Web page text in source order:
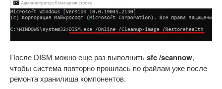
После DISM можно еще раз выполнитьsfc /scannow,
чтобы система повторно прошлась по файлам уже после
ремонта хранилища компонентов.